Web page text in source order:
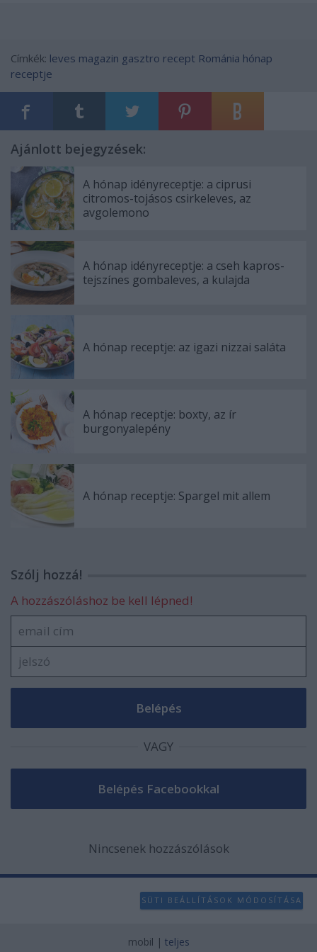
Címkék: leves magazin gasztro recept Románia hónap
receptje
Ajánlott bejegyzések:
A hónap idényreceptje: a ciprusi
citromos-tojásos csirkeleves, az
avgolemono
A hónap idényreceptje: a cseh kapros-
tejszínes gombaleves, a kulajda
A hónap receptje: az igazi nizzai saláta
A hónap receptje: boxty, az ír
burgonyalepény
A hónap receptje: Spargel mit allem
Szólj hozzá!
A hozzászóláshoz be kell lépned!
VAGY
Nincsenek hozzászólások
SÜTI BEÁLLÍTÁSOK MÓDOSÍTÁSA
mobil | teljes